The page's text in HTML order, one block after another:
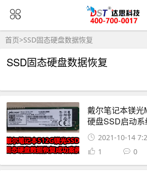
首页>SSD固态硬盘数据恢复
SSD固态硬盘数据恢复
戴尔笔记本镁
硬盘SSD启动
2021-10-14
1
0